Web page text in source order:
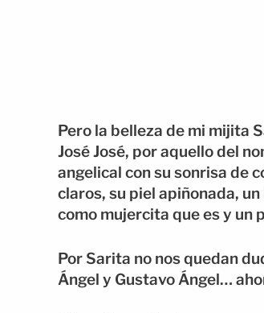
Pero la belleza de mi mijita
José José, por aquello del
angelical con su sonrisa de
claros, su piel apiñonada,
como mujercita que es y un
Por Sarita no nos quedan
Ángel y Gustavo Ángel…